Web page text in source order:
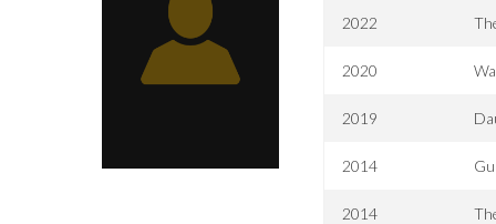
2022
2020
2019
2014
2014